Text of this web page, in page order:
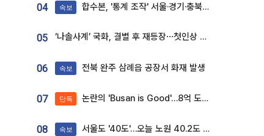
04 속보 합수본, '통계 조작' 서울·경기·충북 선관위 등 추가 압수수색
05 ‘나솔사계’ 국화, 결별 후 재등장⋯첫인상 투표 휩쓸고 ‘인기녀’ 등극
06 속보 전북 완주 삼례읍 공장서 화재 발생
07 단독 논란의 'Busan is Good'…8억 도시브랜드, 용산 대통령실 CI 업체가 수행
08 속보 서울도 '40도'…오늘 노원 40.2도 기록